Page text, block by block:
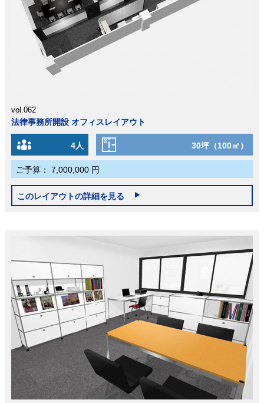
vol.062
法律事務所開設 オフィスレイアウト
4人 30坪（100㎡）
ご予算： 7,000,000 円
このレイアウトの詳細を見る